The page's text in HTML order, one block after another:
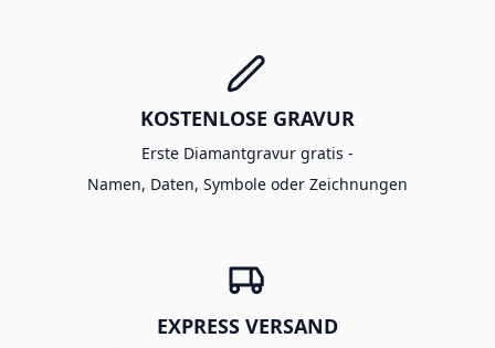
KOSTENLOSE GRAVUR
Erste Diamantgravur gratis -
Namen, Daten, Symbole oder Zeichnungen
EXPRESS VERSAND